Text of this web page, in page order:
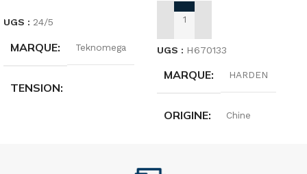
UGS : 24/5
MARQUE Teknomega
TENSION
AJOUTER AU PANIER
UGS : H670133
MARQUE HARDEN
ORIGINE Chine